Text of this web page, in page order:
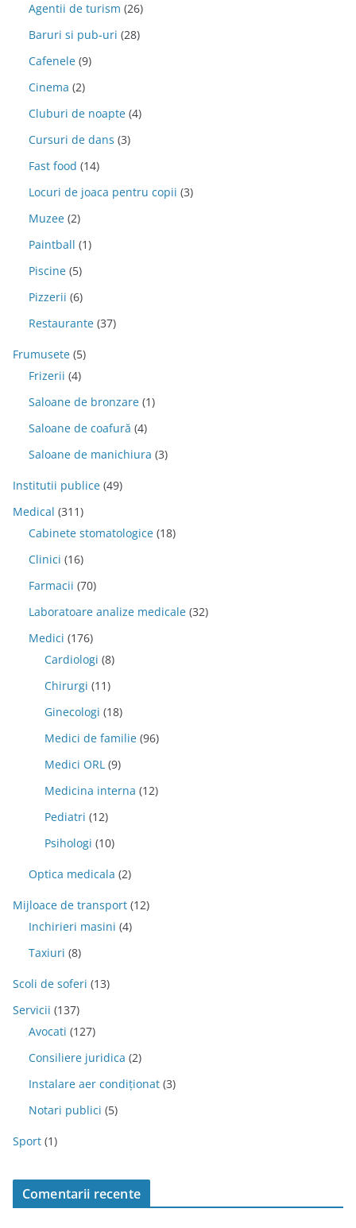
Agentii de turism (26)
Baruri si pub-uri (28)
Cafenele (9)
Cinema (2)
Cluburi de noapte (4)
Cursuri de dans (3)
Fast food (14)
Locuri de joaca pentru copii (3)
Muzee (2)
Paintball (1)
Piscine (5)
Pizzerii (6)
Restaurante (37)
Frumusete (5)
Frizerii (4)
Saloane de bronzare (1)
Saloane de coafură (4)
Saloane de manichiura (3)
Institutii publice (49)
Medical (311)
Cabinete stomatologice (18)
Clinici (16)
Farmacii (70)
Laboratoare analize medicale (32)
Medici (176)
Cardiologi (8)
Chirurgi (11)
Ginecologi (18)
Medici de familie (96)
Medici ORL (9)
Medicina interna (12)
Pediatri (12)
Psihologi (10)
Optica medicala (2)
Mijloace de transport (12)
Inchirieri masini (4)
Taxiuri (8)
Scoli de soferi (13)
Servicii (137)
Avocati (127)
Consiliere juridica (2)
Instalare aer condiționat (3)
Notari publici (5)
Sport (1)
Comentarii recente